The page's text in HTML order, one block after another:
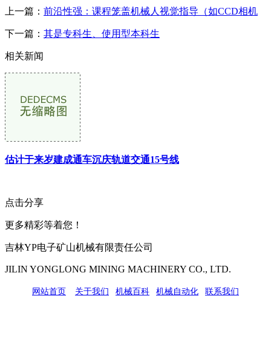
上一篇： 前沿性强：课程笼盖机械人视觉指导（如CCD相机
下一篇： 其是专科生、使用型本科生
相关新闻
估计于来岁建成通车沉庆轨道交通15号线
点击分享
更多精彩等着您！
吉林YP电子矿山机械有限责任公司
JILIN YONGLONG MINING MACHINERY CO., LTD.
网站首页 关于我们 机械百科 机械自动化 联系我们